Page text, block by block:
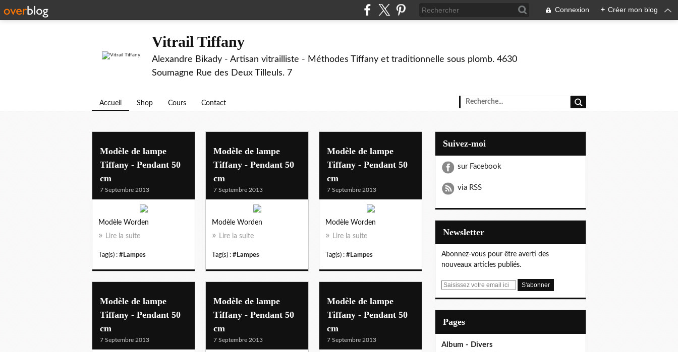
Connexion + Créer mon blog
Vitrail Tiffany
Alexandre Bikady - Artisan vitrailliste - Méthodes Tiffany et traditionnelle sous plomb. 4630
Soumagne Rue des Deux Tilleuls. 7
Accueil Shop Cours Contact
Modèle de lampe
Tiffany - Pendant 50
cm
7 Septembre 2013
Modèle Worden
Lire la suite
Tag(s) : #Lampes
Modèle de lampe
Tiffany - Pendant 50
cm
7 Septembre 2013
Modèle Worden
Lire la suite
Tag(s) : #Lampes
Modèle de lampe
Tiffany - Pendant 50
cm
7 Septembre 2013
Modèle Worden
Lire la suite
Tag(s) : #Lampes
Modèle de lampe
Tiffany - Pendant 50
cm
7 Septembre 2013
Modèle de lampe
Tiffany - Pendant 50
cm
7 Septembre 2013
Modèle de lampe
Tiffany - Pendant 50
cm
7 Septembre 2013
Suivez-moi
sur Facebook
via RSS
Newsletter
Abonnez-vous pour être averti des
nouveaux articles publiés.
E
Pages
Album - Divers